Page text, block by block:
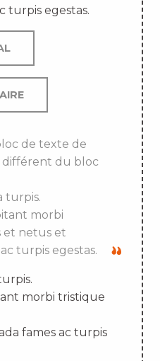
turpis egestas.
de texte de
différent du bloc
turpis.
morbi
et netus et
turpis egestas.
morbi tristique
fames ac turpis